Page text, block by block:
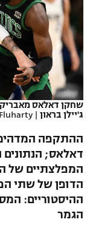
VOD
רץ ברשת
לוח שידורים
ברחבה
נבחרת ישראל
מכבי חיפה
בית"ר ירושלים
מכבי תל אביב
הפועל חיפה
הפועל באר שבע
מכבי נתניה
ליגה ספרדית
ליגה איטלקית
ליגה צרפתית
ליגה הולנדית
ליגה טורקית
ליגה סינית
ליגה ברזילאית
כדורסל נשים
מכבי תל אביב
הפועל חולון
הפועל ירושלים
יורוליג
יורוקאפ
טניס
כדוריד
כדורעף
שחייה
ג'ודו
אגרוף
ספורט אולימפי
שחקן דאלאס
ג'יילן בראון |
ההתקפה
דאלאס; הנתונים
המפלצתיים של
הדופן של שתי
ההיסטוריים:
הגמר